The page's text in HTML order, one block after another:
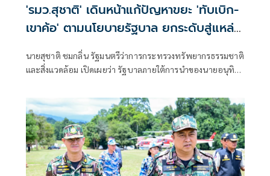
'รมว.สุชาติ' เดินหน้าแก้ปัญหาขยะ 'ทับเบิก-
เขาค้อ' ตามนโยบายรัฐบาล ยกระดับสู่แหล่ง
ท่องเที่ยวคาร์บอนต่ำ สร้างรายได้ควบคู่
รักษาสิ่งแวดล้อม
นายสุชาติ ชมกลิ่น รัฐมนตรีว่าการกระทรวงทรัพยากรธรรมชาติ
และสิ่งแวดล้อม เปิดเผยว่า รัฐบาลภายใต้การนำของนายอนุทิน
ทรัพยากรธรรมชาติและสิ่งแวดล้อมควบคู่กับการพัฒนา
เศรษฐกิจและการท่องเที่ยวอย่างยั่งยืน